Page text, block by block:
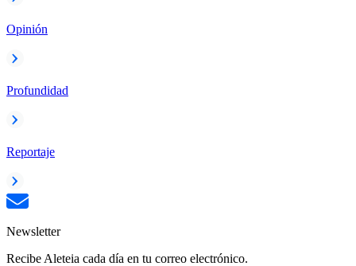
Opinión
Profundidad
Reportaje
Newsletter
Recibe Aleteia cada día en tu correo electrónico.